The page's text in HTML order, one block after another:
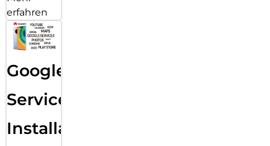
erfahren
Google
Services
Installation